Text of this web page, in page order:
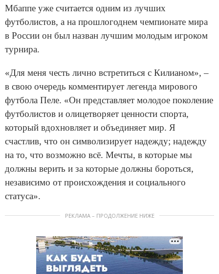
Мбаппе уже считается одним из лучших
футболистов, а на прошлогоднем чемпионате мира
в России он был назван лучшим молодым игроком
турнира.
«Для меня честь лично встретиться с Килианом», –
в свою очередь комментирует легенда мирового
футбола Пеле. «Он представляет молодое поколение
футболистов и олицетворяет ценности спорта,
который вдохновляет и объединяет мир. Я
счастлив, что он символизирует надежду; надежду
на то, что возможно всё. Мечты, в которые мы
должны верить и за которые должны бороться,
независимо от происхождения и социального
статуса».
РЕКЛАМА – ПРОДОЛЖЕНИЕ НИЖЕ